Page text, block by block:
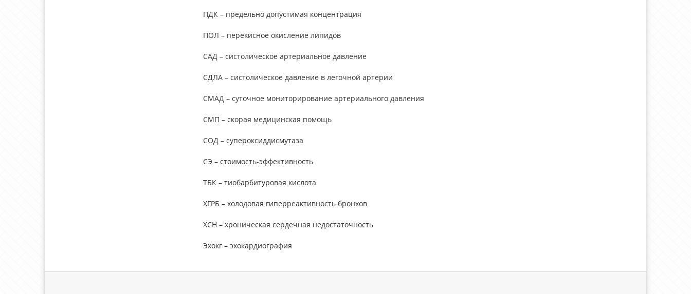
ПДК – предельно допустимая концентрация
ПОЛ – перекисное окисление липидов
САД – систолическое артериальное давление
СДЛА – систолическое давление в легочной артерии
СМАД – суточное мониторирование артериального давления
СМП – скорая медицинская помощь
СОД – супероксиддисмутаза
СЭ – стоимость-эффективность
ТБК – тиобарбитуровая кислота
ХГРБ – холодовая гиперреактивность бронхов
ХСН – хроническая сердечная недостаточность
Эхокг – эхокардиография